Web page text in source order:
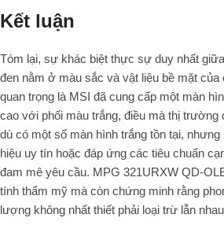
Kết luận
Tóm lại, sự khác biệt thực sự duy nhất
đen nằm ở màu sắc và vật liệu bề mặt
quan trọng là MSI đã cung cấp một màn
cao với phối màu trắng, điều mà thị trường
dù có một số màn hình trắng tồn tại,
hiệu uy tín hoặc đáp ứng các tiêu chuẩn
đam mê yêu cầu. MPG 321URXW QD-
tính thẩm mỹ mà còn chứng minh rằng
lượng không nhất thiết phải loại trừ lẫn